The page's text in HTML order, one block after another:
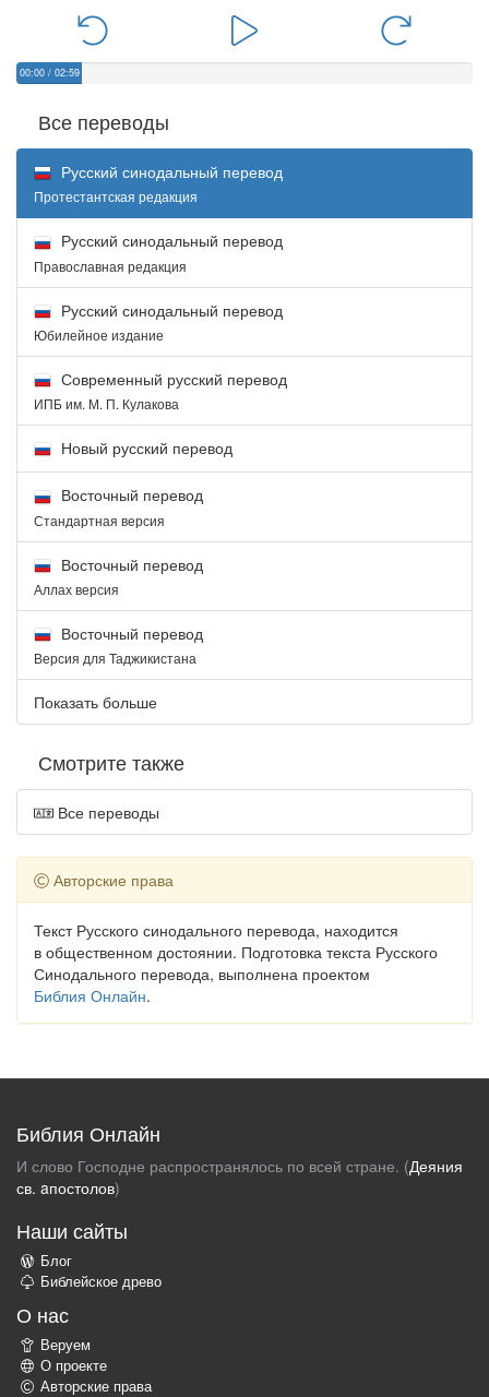
00:00 / 02:59
Все переводы
Русский синодальный перевод
Протестантская редакция
Русский синодальный перевод
Православная редакция
Русский синодальный перевод
Юбилейное издание
Современный русский перевод
ИПБ им. М. П. Кулакова
Новый русский перевод
Восточный перевод
Стандартная версия
Восточный перевод
Аллах версия
Восточный перевод
Версия для Таджикистана
Показать больше
Смотрите также
Все переводы
Авторские права
Текст Русского синодального перевода, находится
в общественном достоянии. Подготовка текста Русского
Синодального перевода, выполнена проектом
Библия Онлайн.
Библия Онлайн
И слово Господне распространялось по всей стране. (Деяния
св. aпостолов)
Наши сайты
Блог
Библейское древо
О нас
Веруем
О проекте
Авторские права